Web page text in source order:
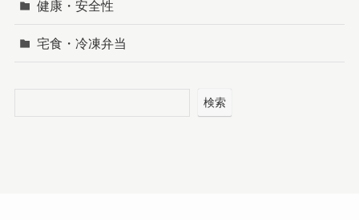
健康・安全性
宅食・冷凍弁当
検索